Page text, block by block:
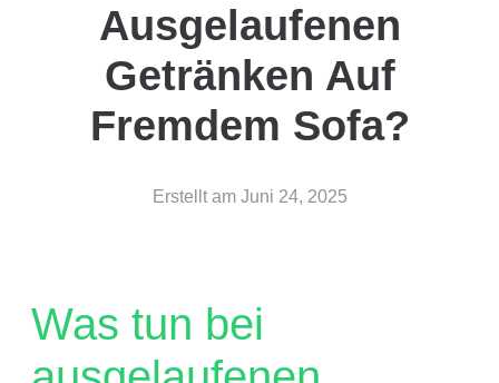
Ausgelaufenen
Getränken Auf
Fremdem Sofa?
Erstellt am Juni 24, 2025
Was tun bei